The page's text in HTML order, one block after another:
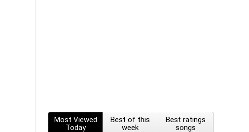
Most Viewed
Today
Best of this
week
Best ratings
songs